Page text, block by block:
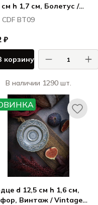
см h 1,7 см, Болетус /
BT09
₽
корзину
В наличии 1290 шт.
d 12,5 см h 1,6 см,
Винтаж / Vintage